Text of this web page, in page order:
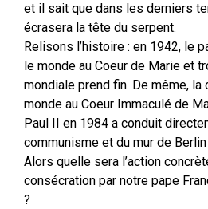
et il sait que dans les derniers
écrasera la tête du serpent.
Relisons l’histoire : en 1942, le
le monde au Coeur de Marie et
mondiale prend fin. De même, la
monde au Coeur Immaculé de
Paul II en 1984 a conduit
communisme et du mur de
Alors quelle sera l’action
consécration par notre pape
?